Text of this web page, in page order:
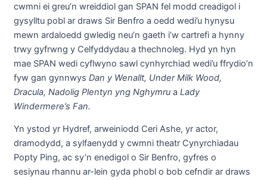
cwmni ei greu’n wreiddiol gan SPAN fel modd creadigol i
gysylltu pobl ar draws Sir Benfro a oedd wedi’u hynysu
mewn ardaloedd gwledig neu’n gaeth i’w cartrefi a hynny
trwy gyfrwng y Celfyddydau a thechnoleg. Hyd yn hyn
mae SPAN wedi cyflwyno sawl cynhyrchiad wedi’u ffrydio’n
fyw gan gynnwys Dan y Wenallt, Under Milk Wood,
Dracula, Nadolig Plentyn yng Nghymru a Lady
Windermere’s Fan.
Yn ystod yr Hydref, arweiniodd Ceri Ashe, yr actor,
dramodydd, a sylfaenydd y cwmni theatr Cynyrchiadau
Popty Ping, ac sy’n enedigol o Sir Benfro, gyfres o
sesiynau rhannu ar-lein gyda phobl o bob cefndir ar draws